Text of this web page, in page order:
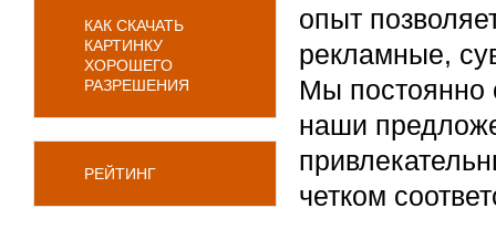
КАК СКАЧАТЬ
КАРТИНКУ
ХОРОШЕГО
РАЗРЕШЕНИЯ
РЕЙТИНГ
опыт
рекламные,
Мы постоянно
наши
четком